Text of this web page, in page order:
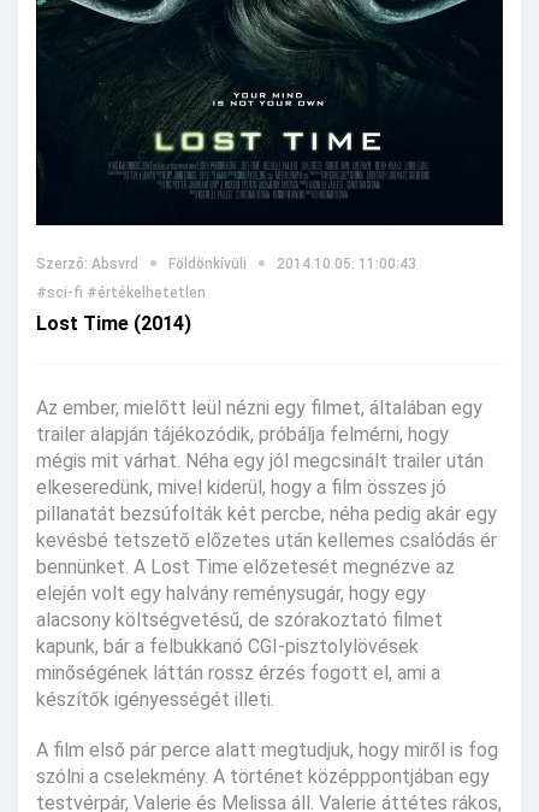
Szerző: Absvrd Földönkívüli
2014.10.05. 11:00:43
#sci-fi #értékelhetetlen
Lost Time (2014)
Az ember, mielőtt leül nézni egy filmet, általában egy
trailer alapján tájékozódik, próbálja felmérni, hogy
mégis mit várhat. Néha egy jól megcsinált trailer után
elkeseredünk, mivel kiderül, hogy a film összes jó
pillanatát bezsúfolták két percbe, néha pedig akár egy
kevésbé tetszető előzetes után kellemes csalódás ér
bennünket. A Lost Time előzetesét megnézve az
elején volt egy halvány reménysugár, hogy egy
alacsony költségvetésű, de szórakoztató filmet
kapunk, bár a felbukkanó CGI-pisztolylövések
minőségének láttán rossz érzés fogott el, ami a
készítők igényességét illeti.
A film első pár perce alatt megtudjuk, hogy miről is fog
szólni a cselekmény. A történet középppontjában egy
testvérpár, Valerie és Melissa áll. Valerie áttétes rákos,